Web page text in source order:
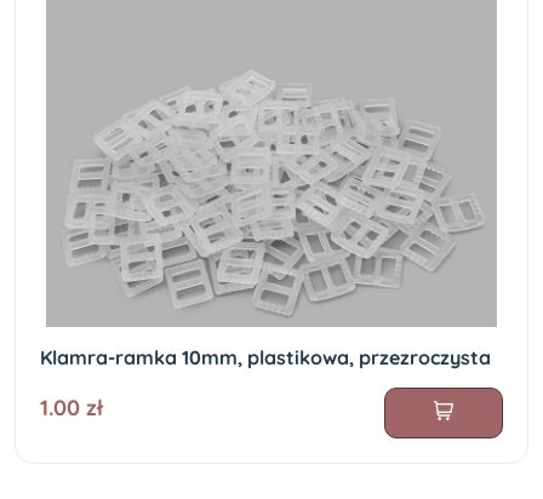
Klamra-ramka 10mm, plastikowa, przezroczysta
1.00 zł